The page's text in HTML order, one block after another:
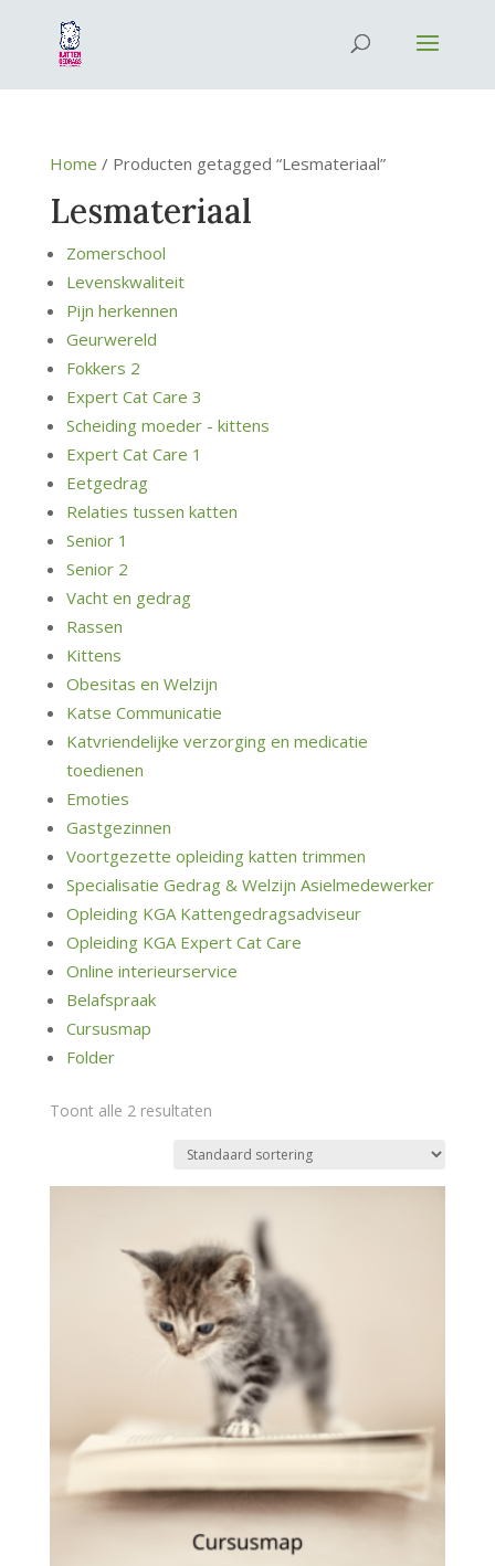
Home / Producten getagged “Lesmateriaal”
Lesmateriaal
Zomerschool
Levenskwaliteit
Pijn herkennen
Geurwereld
Fokkers 2
Expert Cat Care 3
Scheiding moeder - kittens
Expert Cat Care 1
Eetgedrag
Relaties tussen katten
Senior 1
Senior 2
Vacht en gedrag
Rassen
Kittens
Obesitas en Welzijn
Katse Communicatie
Katvriendelijke verzorging en medicatie
toedienen
Emoties
Gastgezinnen
Voortgezette opleiding katten trimmen
Specialisatie Gedrag & Welzijn Asielmedewerker
Opleiding KGA Kattengedragsadviseur
Opleiding KGA Expert Cat Care
Online interieurservice
Belafspraak
Cursusmap
Folder
Toont alle 2 resultaten